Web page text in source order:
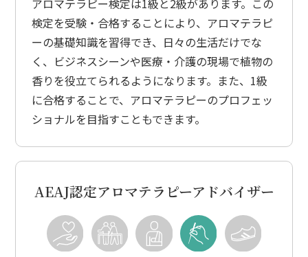
検定を受験・合格することにより、アロマテラピ
ーの基礎知識を習得でき、日々の生活だけでな
く、ビジネスシーンや医療・介護の現場で植物の
香りを役立てられるようになります。また、1級
に合格することで、アロマテラピーのプロフェッ
ショナルを目指すこともできます。
AEAJ認定アロマテラピーアドバイザー